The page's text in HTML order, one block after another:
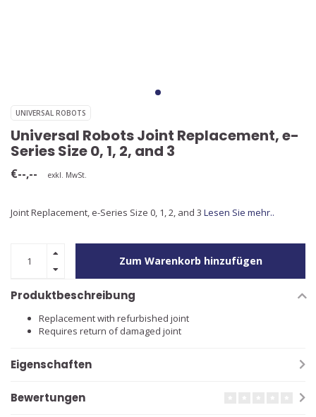
UNIVERSAL ROBOTS
Universal Robots Joint Replacement, e-
Series Size 0, 1, 2, and 3
€--,-- exkl. MwSt.
Joint Replacement, e-Series Size 0, 1, 2, and 3 Lesen Sie mehr..
Zum Warenkorb hinzufügen
Produktbeschreibung
Replacement with refurbished joint
Requires return of damaged joint
Eigenschaften
Bewertungen